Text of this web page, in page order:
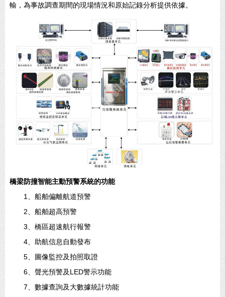
輸，為事故調查期間的現場情況和原始記錄分析提供依據。
橋梁防撞智能主動預警系統的功能
1、船舶偏離航道預警
2、船舶超高預警
3、橋區超速航行報警
4、助航信息自動發布
5、圖像監控及拍照取證
6、聲光預警及LED警示功能
7、數據查詢及大數據統計功能